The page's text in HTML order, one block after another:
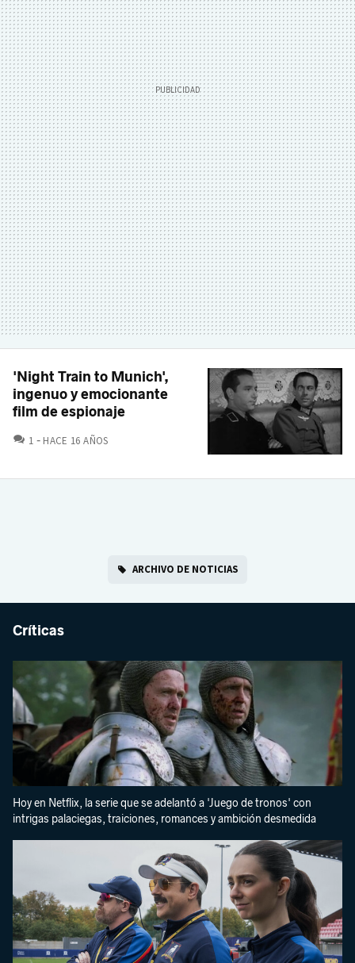
'Night Train to Munich',
ingenuo y emocionante
film de espionaje
1 COMENTARIOS
HACE 16 AÑOS
ARCHIVO DE NOTICIAS
Críticas
Hoy en Netflix, la serie que se adelantó a 'Juego de tronos' con
intrigas palaciegas, traiciones, romances y ambición desmedida